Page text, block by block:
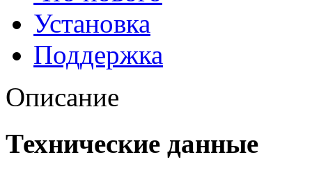
Установка
Поддержка
Описание
Технические данные